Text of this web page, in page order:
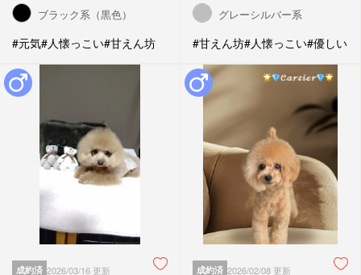
ブラック系（黒色）
#元気#人懐っこい#甘えん坊
グレーシルバー系
#甘えん坊#人懐っこい#優しい
成約済 2026/03/16 更新 成約済 2026/02/08 更新